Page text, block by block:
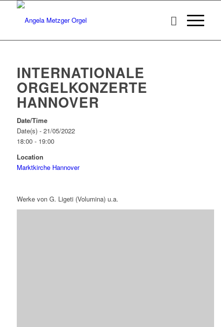
INTERNATIONALE
ORGELKONZERTE
HANNOVER
Date/Time
Date(s) - 21/05/2022
18:00 - 19:00
Location
Marktkirche Hannover
Werke von G. Ligeti (Volumina) u.a.